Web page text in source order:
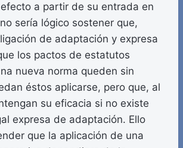
a partir de su entrada en
no sería lógico sostener que,
de adaptación y expresa
los pactos de estatutos
nueva norma queden sin
éstos aplicarse, pero que, al
su eficacia si no existe
expresa de adaptación. Ello
que la aplicación de una